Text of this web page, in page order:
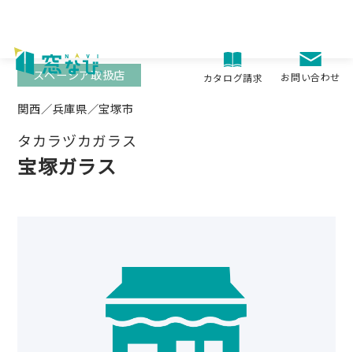
content
カタログ請求 お問い合わせ
関西／兵庫県／宝塚市
タカラヅカガラス
宝塚ガラス
スペーシア取扱店